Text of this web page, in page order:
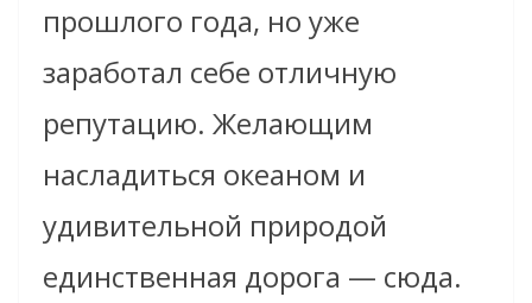
прошлого года, но уже
заработал себе отличную
репутацию. Желающим
насладиться океаном и
удивительной природой
единственная дорога — сюда.